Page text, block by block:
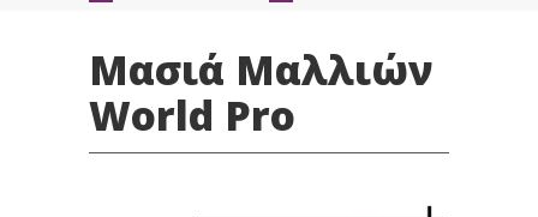
Μασιά Μαλλιών
World Pro